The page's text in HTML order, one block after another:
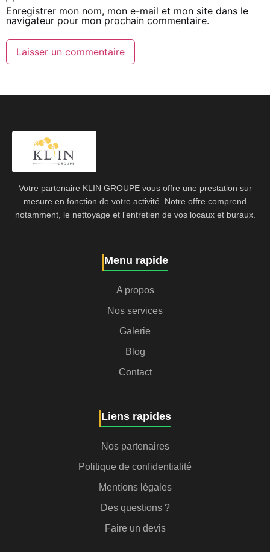
Enregistrer mon nom, mon e-mail et mon site dans le
navigateur pour mon prochain commentaire.
Votre partenaire KLIN GROUPE vous offre une prestation sur
mesure en fonction de votre activité. Notre offre comprend
notamment, le nettoyage et l'entretien de vos locaux et buraux.
Menu rapide
A propos
Nos services
Galerie
Blog
Contact
Liens rapides
Nos partenaires
Politique de confidentialité
Mentions légales
Des questions ?
Faire un devis